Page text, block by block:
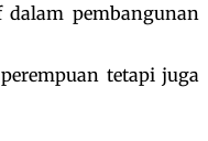
pembangunan
tetapi juga